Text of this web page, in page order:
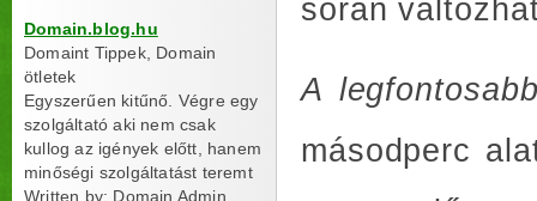
Domain.blog.hu
Domaint Tippek, Domain
ötletek
Egyszerűen kitűnő. Végre egy
szolgáltató aki nem csak
kullog az igények előtt, hanem
minőségi szolgáltatást teremt
Written by: Domain Admin
során
A
másodperc